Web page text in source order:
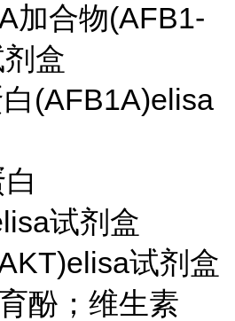
加合物(AFB1-
盒
(AFB1A)elisa
试剂盒
试剂盒
酚；维生素